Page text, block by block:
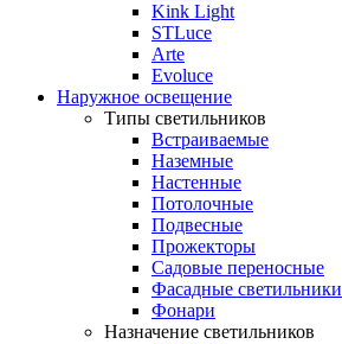
Kink Light
STLuce
Arte
Evoluce
Наружное освещение
Типы светильников
Встраиваемые
Наземные
Настенные
Потолочные
Подвесные
Прожекторы
Садовые переносные
Фасадные светильники
Фонари
Назначение светильников